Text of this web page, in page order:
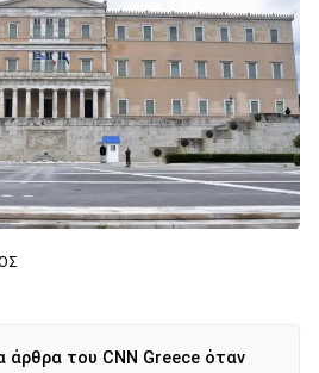
άρθρα του CNN Greece όταν